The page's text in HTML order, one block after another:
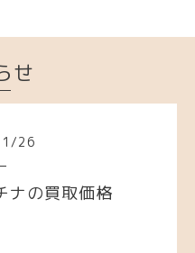
せ
/26
ナの買取価格